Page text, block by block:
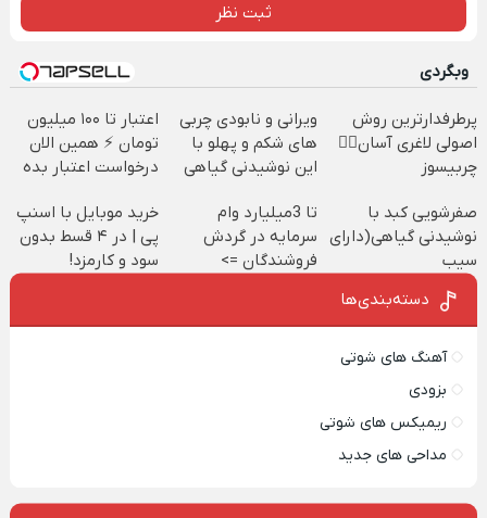
ثبت نظر
وبگردی
پرطرفدارترین روش
اصولی لاغری آسان👈🏻
چربیسوز
امروز)
ویرانی و نابودی چربی
های شکم و پهلو با
این نوشیدنی گیاهی
اعتبار تا ۱۰۰ میلیون
تومان ⚡ همین الان
درخواست اعتبار بده
صفرشویی کبد با
نوشیدنی گیاهی(دارای
سیب
سلامت+55تخفیف)
تا 3میلیارد وام
سرمایه در گردش
فروشندگان =>
خرید موبایل با اسنپ
پی | در ۴ قسط بدون
سود و کارمزد!
دسته‌بندی‌ها
آهنگ های شوتی
بزودی
ریمیکس های شوتی
مداحی های جدید